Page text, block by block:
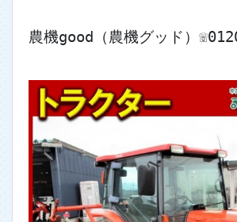
農機good（農機グッド）